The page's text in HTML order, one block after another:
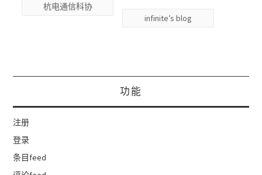
杭电通信科协
infinite’s blog
功能
注册
登录
条目feed